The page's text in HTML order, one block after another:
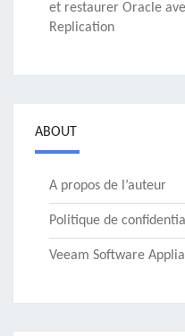
et restaurer Oracle
Replication
ABOUT
A propos de l’auteur
Politique de
Veeam Software